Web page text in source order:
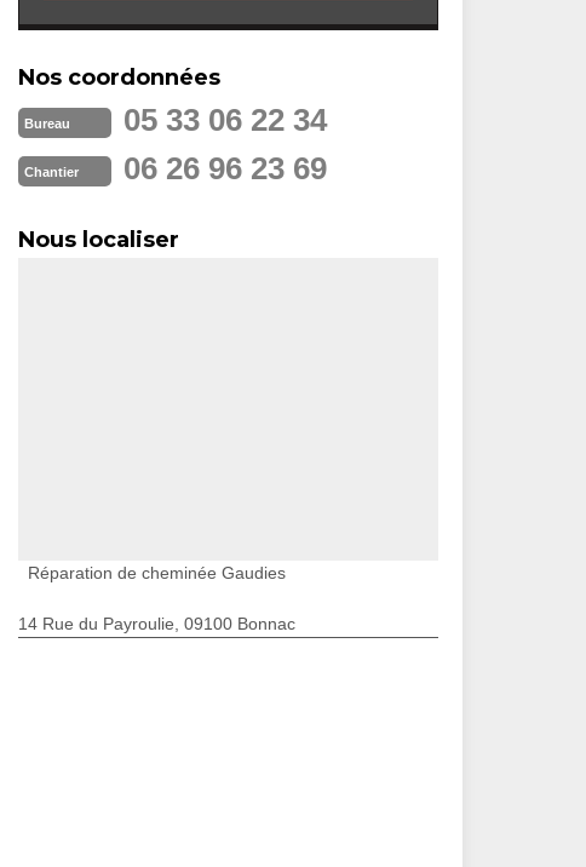
Nos coordonnées
Bureau 05 33 06 22 34
Chantier 06 26 96 23 69
Nous localiser
Réparation de cheminée Gaudies
14 Rue du Payroulie, 09100 Bonnac